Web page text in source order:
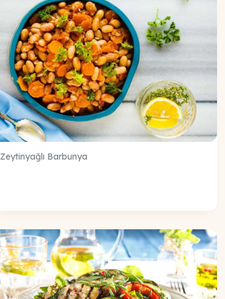
Zeytinyağlı Barbunya